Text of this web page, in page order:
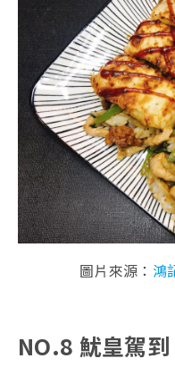
圖片來源： 鴻
NO.8 魷皇駕到